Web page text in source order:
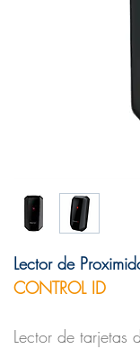
Lector de
CONTROL ID
Lector de tarjetas